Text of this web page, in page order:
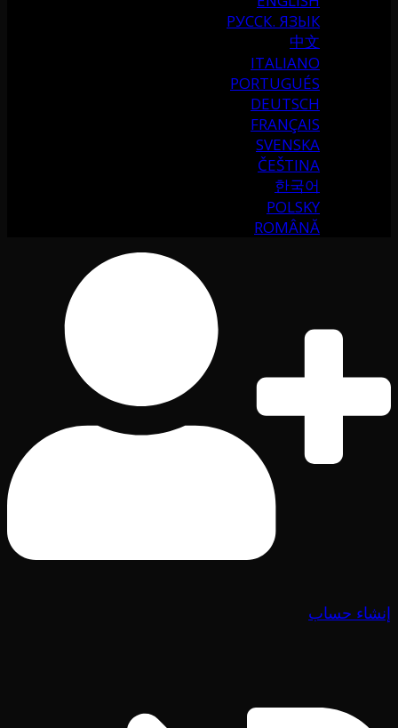
РУССК. ЯЗЫК
中文
ITALIANO
PORTUGUÉS
DEUTSCH
FRANÇAIS
SVENSKA
ČEŠTINA
한국어
POLSKY
ROMÂNĂ
إنشاء حساب